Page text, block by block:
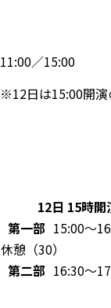
11:00／15:00
※12日は15:00開演
12日 15時開
第一部 15:00～
休憩（30）
第二部 16:30～